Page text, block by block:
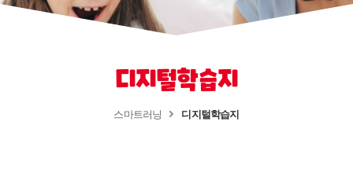
디지털학습지
스마트러닝 디지털학습지